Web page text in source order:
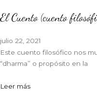
El Cuento (cuento
julio 22, 2021
Este cuento filosófico nos
“dharma” o propósito en la
Leer más